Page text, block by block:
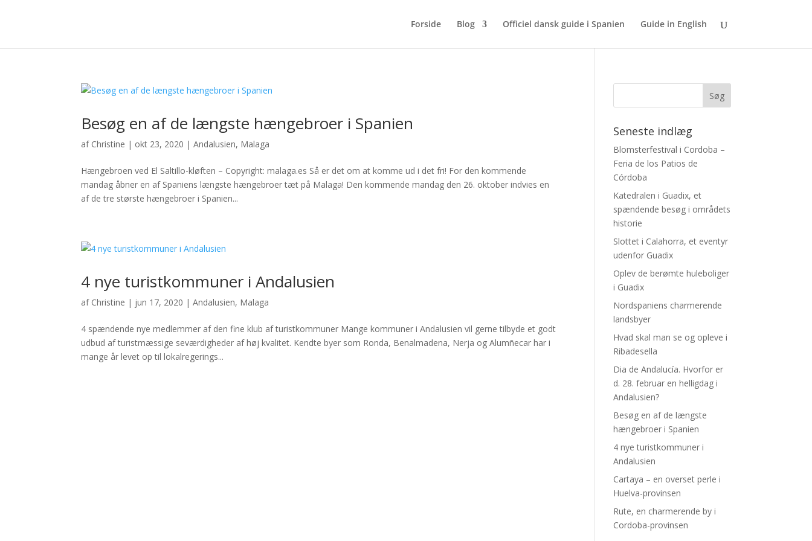
Forside Blog Officiel dansk guide i Spanien Guide in English
Besøg en af de længste hængebroer i Spanien
af Christine | okt 23, 2020 |Andalusien, Malaga
Hængebroen ved El Saltillo-kløften – Copyright: malaga.es Så er det om at komme ud i det fri! For den kommende
mandag åbner en af Spaniens længste hængebroer tæt på Malaga! Den kommende mandag den 26. oktober indvies en
af ​​de tre største hængebroer i Spanien...
4 nye turistkommuner i Andalusien
af Christine | jun 17, 2020 |Andalusien, Malaga
4 spændende nye medlemmer af den fine klub af turistkommuner Mange kommuner i Andalusien vil gerne tilbyde et godt
udbud af turistmæssige seværdigheder af høj kvalitet. Kendte byer som Ronda, Benalmadena, Nerja og Alumñecar har i
mange år levet op til lokalregerings...
Seneste indlæg
Blomsterfestival i Cordoba –
Feria de los Patios de
Córdoba
Katedralen i Guadix, et
spændende besøg i områdets
historie
Slottet i Calahorra, et eventyr
udenfor Guadix
Oplev de berømte huleboliger
i Guadix
Nordspaniens charmerende
landsbyer
Hvad skal man se og opleve i
Ribadesella
Dia de Andalucía. Hvorfor er
d. 28. februar en helligdag i
Andalusien?
Besøg en af de længste
hængebroer i Spanien
4 nye turistkommuner i
Andalusien
Cartaya – en overset perle i
Huelva-provinsen
Rute, en charmerende by i
Cordoba-provinsen